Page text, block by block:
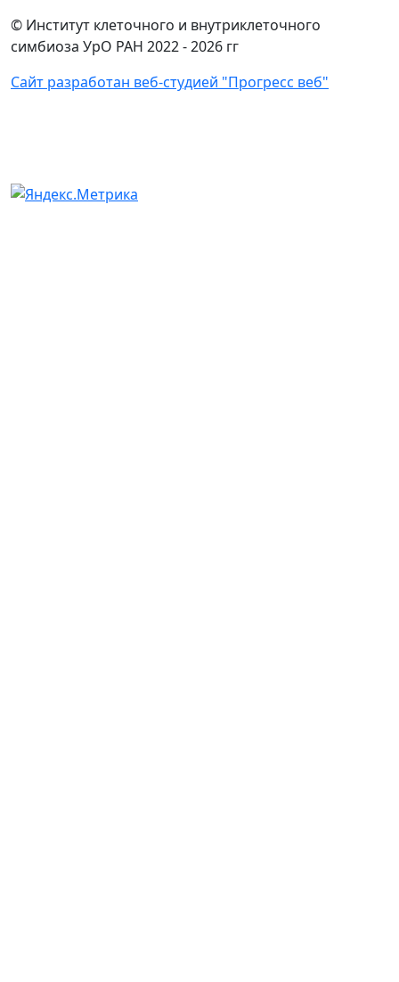
© Институт клеточного и внутриклеточного
симбиоза УрО РАН 2022 -2026 гг
Сайт разработан веб-студией "Прогресс веб"